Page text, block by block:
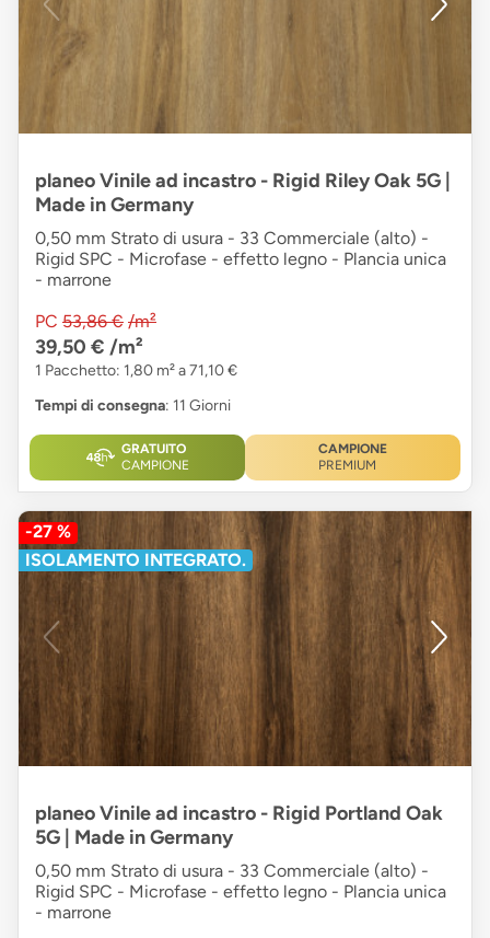
planeo Vinile ad incastro - Rigid Riley Oak 5G |
Made in Germany
0,50 mm Strato di usura - 33 Commerciale (alto) -
Rigid SPC - Microfase - effetto legno - Plancia unica
- marrone
PC 53,86 € /m²
39,50 € /m²
1 Pacchetto: 1,80 m² a 71,10 €
Tempi di consegna: 11 Giorni
GRATUITO
CAMPIONE
CAMPIONE
PREMIUM
-27 %
ISOLAMENTO INTEGRATO.
planeo Vinile ad incastro - Rigid Portland Oak
5G | Made in Germany
0,50 mm Strato di usura - 33 Commerciale (alto) -
Rigid SPC - Microfase - effetto legno - Plancia unica
- marrone